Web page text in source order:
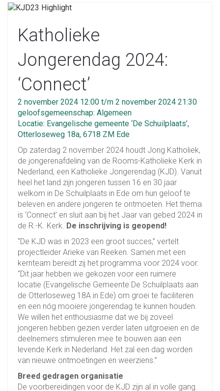
Katholieke
Jongerendag 2024:
‘Connect’
2 november 2024 12:00 t/m 2 november 2024 21:30
geloofsgemeenschap: Algemeen
Locatie: Evangelische gemeente ‘De Schuilplaats’,
Otterloseweg 18a, 6718 ZM Ede
Op zaterdag 2 november 2024 houdt Jong Katholiek,
de jongerenafdeling van de Rooms-Katholieke Kerk in
Nederland, een Katholieke Jongerendag (KJD). Vanuit
heel het land zijn jongeren tussen 16 en 30 jaar
welkom in De Schuilplaats in Ede om hun geloof te
beleven en andere jongeren te ontmoeten. Het thema
is ‘Connect’ en sluit aan bij het Jaar van gebed 2024 in
de R.-K. Kerk. De inschrijving is geopend!
“De KJD was in 2023 een groot succes,” vertelt
projectleider Arieke van Reeken. Samen met een
kernteam bereidt zij het programma voor 2024 voor.
“Dit jaar hebben we gekozen voor een ruimere
locatie (Evangelische Gemeente De Schuilplaats aan
de Otterloseweg 18A in Ede) om groei te faciliteren
en een nóg mooiere jongerendag te kunnen houden.
We willen het enthousiasme dat we bij zoveel
jongeren hebben gezien verder laten uitgroeien en de
deelnemers stimuleren mee te bouwen aan een
levende Kerk in Nederland. Het zal een dag worden
van nieuwe ontmoetingen en weerziens.”
Breed gedragen organisatie
De voorbereidingen voor de KJD zijn al in volle gang.